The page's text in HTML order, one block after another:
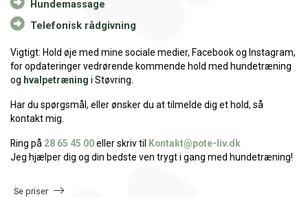
Hundemassage
Telefonisk rådgivning
Vigtigt: Hold øje med mine sociale medier, Facebook og Instagram,
for opdateringer vedrørende kommende hold med hundetræning
og hvalpetræning i Støvring.
Har du spørgsmål, eller ønsker du at tilmelde dig et hold, så
kontakt mig.
Ring på 28 65 45 00eller skriv til
Kontakt@pote-liv.dk
Jeg hjælper dig og din bedste ven trygt i gang med hundetræning!
Se priser